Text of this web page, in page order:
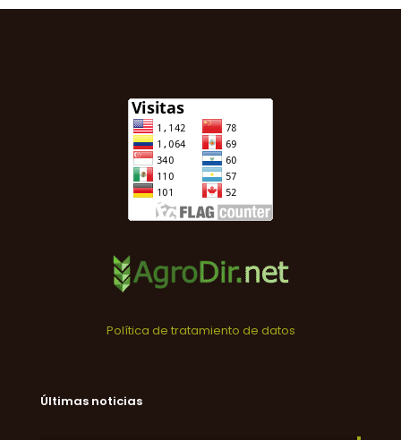
Política de tratamiento de datos
Últimas noticias